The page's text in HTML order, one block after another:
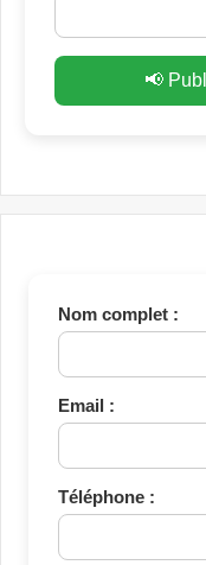
📢
Nom complet :
Email :
Téléphone :